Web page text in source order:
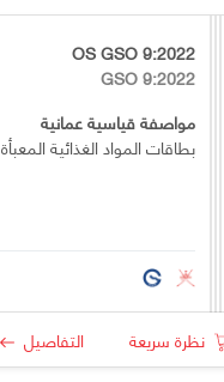
OS GSO 9:2022
GSO 9:2022
مواصفة قياسية عمانية
بطاقات المواد الغذائية المعبأة
نظرة سريعة التفاصيل